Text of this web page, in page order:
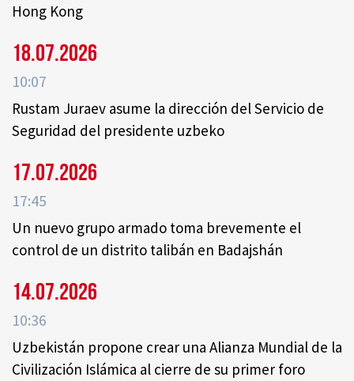
Hong Kong
18.07.2026
10:07
Rustam Juraev asume la dirección del Servicio de
Seguridad del presidente uzbeko
17.07.2026
17:45
Un nuevo grupo armado toma brevemente el
control de un distrito talibán en Badajshán
14.07.2026
10:36
Uzbekistán propone crear una Alianza Mundial de la
Civilización Islámica al cierre de su primer foro